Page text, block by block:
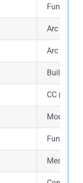
Fungsi
Arc force
Arc Trait
Built-in
CC
Mode
Fungsi
Mesin las